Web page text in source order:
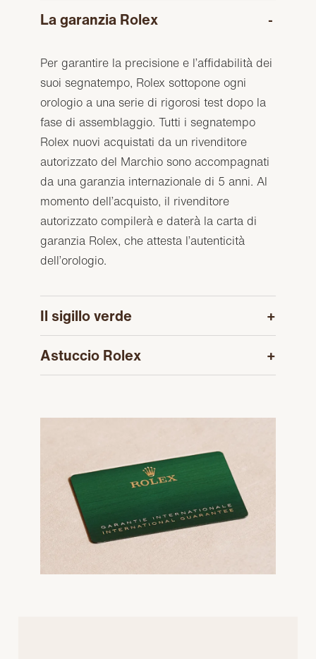
La garanzia Rolex
Per garantire la precisione e l’affidabilità dei
suoi segnatempo, Rolex sottopone ogni
orologio a una serie di rigorosi test dopo la
fase di assemblaggio. Tutti i segnatempo
Rolex nuovi acquistati da un rivenditore
autorizzato del Marchio sono accompagnati
da una garanzia internazionale di 5 anni. Al
momento dell’acquisto, il rivenditore
autorizzato compilerà e daterà la carta di
garanzia Rolex, che attesta l’autenticità
dell’orologio.
Il sigillo verde
Astuccio Rolex